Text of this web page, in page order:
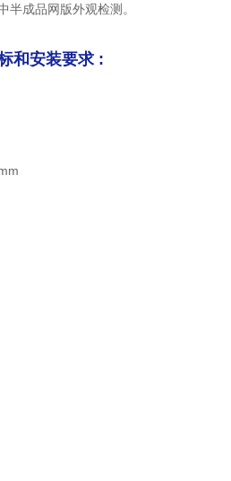
半成品网版外观检测。
和安装要求 :